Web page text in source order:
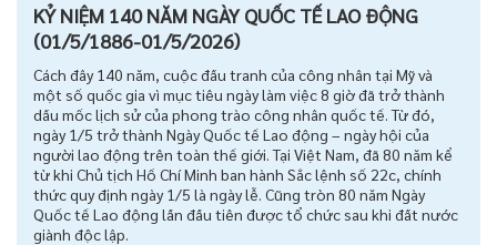
KỶ NIỆM 140 NĂM NGÀY QUỐC TẾ LAO ĐỘNG
(01/5/1886-01/5/2026)
Cách đây 140 năm, cuộc đấu tranh của công nhân tại Mỹ và
một số quốc gia vì mục tiêu ngày làm việc 8 giờ đã trở thành
dấu mốc lịch sử của phong trào công nhân quốc tế. Từ đó,
ngày 1/5 trở thành Ngày Quốc tế Lao động – ngày hội của
người lao động trên toàn thế giới. Tại Việt Nam, đã 80 năm kể
từ khi Chủ tịch Hồ Chí Minh ban hành Sắc lệnh số 22c, chính
thức quy định ngày 1/5 là ngày lễ. Cũng tròn 80 năm Ngày
Quốc tế Lao động lần đầu tiên được tổ chức sau khi đất nước
giành độc lập.